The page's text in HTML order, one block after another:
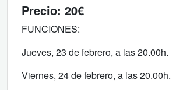
Precio: 20€
FUNCIONES:
Jueves, 23 de febrero, a las 20.00h.
Viernes, 24 de febrero, a las 20.00h.